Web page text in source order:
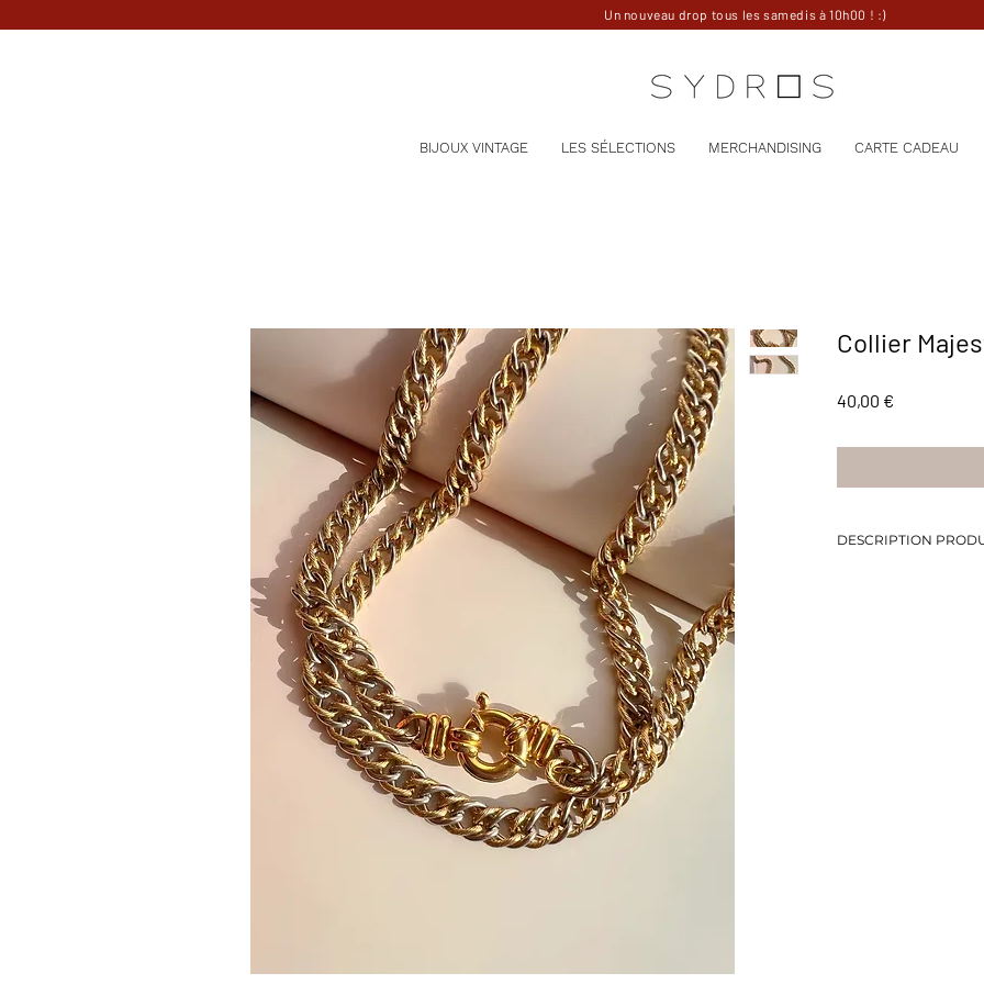
Un nouveau drop tous les samedis à 10h00 ! :)
BIJOUX VINTAGE LES SÉLECTIONS MERCHANDISING CARTE CADEAU
Collier
40,00 €
DESCRIPTION